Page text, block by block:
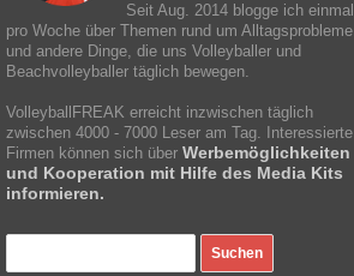
Seit Aug. 2014 blogge ich einmal
pro Woche über Themen rund um Alltagsprobleme
und andere Dinge, die uns Volleyballer und
Beachvolleyballer täglich bewegen.
VolleyballFREAK erreicht inzwischen täglich
zwischen 4000 - 7000 Leser am Tag. Interessierte
Firmen können sich über Werbemöglichkeiten
und Kooperation mit Hilfe des Media Kits
informieren.